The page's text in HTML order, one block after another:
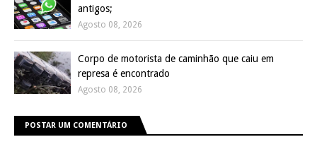
antigos;
Agosto 08, 2026
Corpo de motorista de caminhão que caiu em
represa é encontrado
Agosto 08, 2026
POSTAR UM COMENTÁRIO